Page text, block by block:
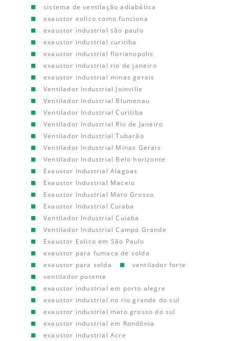
sistema de ventilação adiabática
exaustor eolico como funciona
exaustor industrial são paulo
exaustor industrial curitiba
exaustor industrial florianopolis
exaustor industrial rio de janeiro
exaustor industrial minas gerais
Ventilador Industrial Joinville
Ventilador Industrial Blumenau
Ventilador Industrial Curitiba
Ventilador Industrial Rio de Janeiro
Ventilador Industrial Tubarão
Ventilador Industrial Minas Gerais
Ventilador Industrial Belo horizonte
Exaustor Industrial Alagoas
Exaustor Industrial Maceio
Exaustor Industrial Mato Grosso
Exaustor Industrial Cuiaba
Ventilador Industrial Cuiaba
Ventilador Industrial Campo Grande
Exaustor Eolico em São Paulo
exaustor para fumaca de solda
exaustor para solda
ventilador forte
ventilador potente
exaustor industrial em porto alegre
exaustor industrial no rio grande do sul
exaustor industrial mato grosso do sul
exaustor industrial em Rondônia
exaustor industrial Acre